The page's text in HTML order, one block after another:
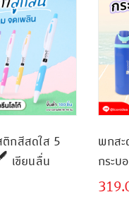
กสีสดใส 5
ดนใจ 🖊 เขียนลื่น
พกส
กระบ